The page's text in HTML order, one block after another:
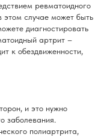
ревматоидного
случае может быть
диагностировать
артрит –
к обездвиженности,
и это нужно
заболевания.
полиартрита,